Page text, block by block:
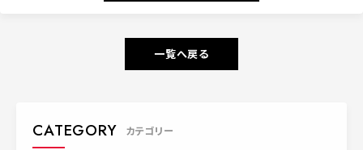
一覧へ戻る
CATEGORY カテゴリー